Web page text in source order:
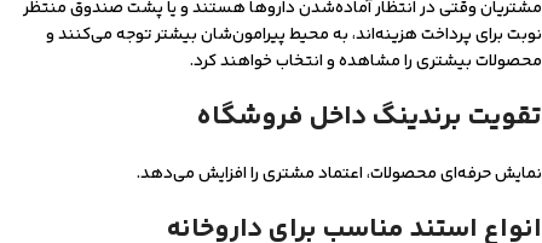
مشتریان وقتی در انتظار آماده‌شدن داروها هستند و یا پشت صندوق منتظر
نوبت برای پرداخت هزینه‌اند، به محیط پیرامون‌شان بیشتر توجه می‌کنند و
محصولات بیشتری را مشاهده و انتخاب خواهند کرد.
تقویت برندینگ داخل فروشگاه
نمایش حرفه‌ای محصولات، اعتماد مشتری را افزایش می‌دهد.
انواع استند مناسب برای داروخانه